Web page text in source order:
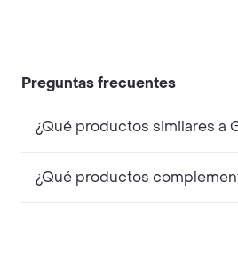
Preguntas frecuentes
¿Qué productos similares a
¿Qué productos